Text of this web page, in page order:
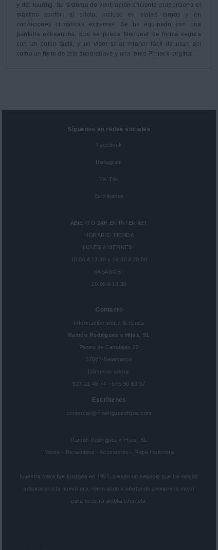
y del touring. Su sistema de ventilación eficiente proporciona el
máximo confort al piloto, incluso en viajes largos y en
condiciones climáticas extremas. Se ha equipado con una
pantalla extraancha, que se puede bloquear de forma segura
con un botón táctil, y un visor solar interior fácil de usar, así
como un forro de tela supersuave y una lente Pinlock original.
Síguenos en redes sociales
Facebook
Instagram
Tik Tok
Escríbenos
ABIERTO 24H EN INTERNET
HORARIO TIENDA
LUNES A VIERNES :
10:00 A 13:30 y 16:30 A 20:00
SÁBADOS :
10:00 A 13:30
Contacto
Información sobre la tienda
Ramón Rodriguez e Hijos, SL
Paseo de Canalejas 22
37001-Salamanca
Llámenos ahora:
923 21 49 74 - 675 90 63 97
Escríbenos
comercial@rrodriguezehijos.com
Ramón Rodríguez e Hijos, SL
Motos - Recambios - Accesorios - Ropa motorista
Nuestra casa fue fundada en 1951, siendo un negocio que ha sabido
adaptarse a la nueva era, renovando y ofertando siempre lo mejor
para nuestra amplia clientela.